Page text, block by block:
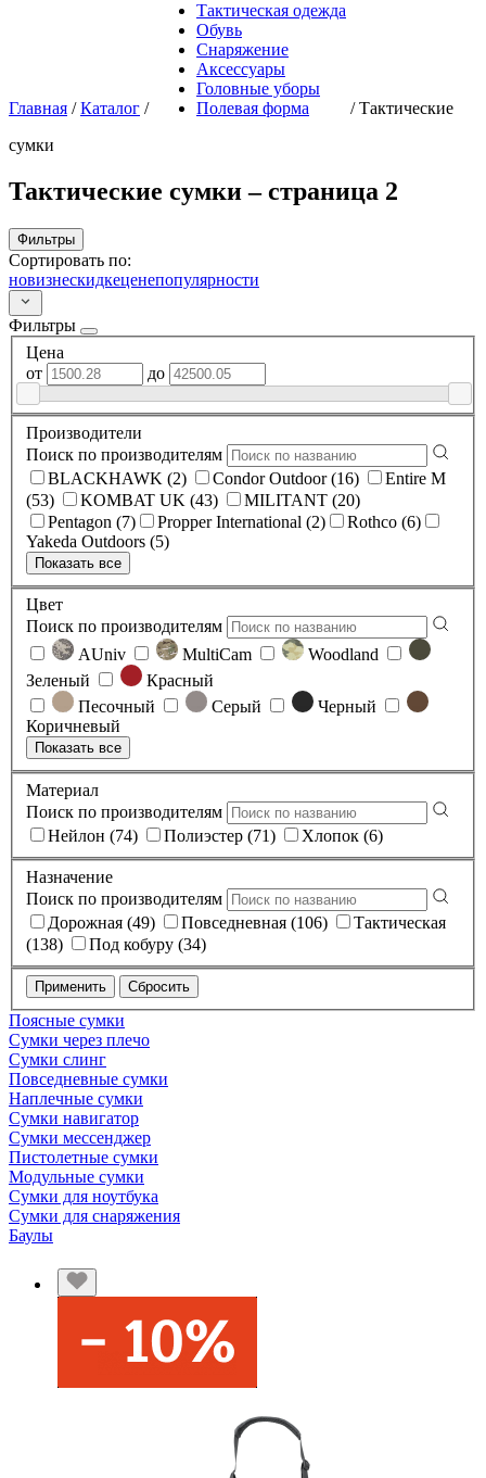
Главная /Каталог /
Тактическая одежда
Обувь
Снаряжение
Аксессуары
Головные уборы
Полевая форма
/Тактические
сумки
Тактические сумки – страница 2
Фильтры
Сортировать по:
новизнескидкеценепопулярности
Фильтры
Цена
от
до
Производители
Поиск по производителям
BLACKHAWK (2)
Condor Outdoor (16)
Entire M
(53)
KOMBAT UK (43)
MILITANT (20)
Pentagon (7)
Propper International (2)
Rothco (6)
Yakeda Outdoors (5)
Показать все
Цвет
Поиск по производителям
AUniv
MultiCam
Woodland
Зеленый
Красный
Песочный
Серый
Черный
Коричневый
Показать все
Материал
Поиск по производителям
Нейлон (74)
Полиэстер (71) Хлопок (6)
Назначение
Поиск по производителям
Дорожная (49)
Повседневная (106)
Тактическая
(138)
Под кобуру (34)
Применить Сбросить
Поясные сумки
Сумки через плечо
Сумки слинг
Повседневные сумки
Наплечные сумки
Сумки навигатор
Сумки мессенджер
Пистолетные сумки
Модульные сумки
Сумки для ноутбука
Сумки для снаряжения
Баулы